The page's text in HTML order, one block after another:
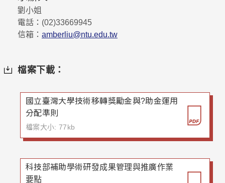
劉小姐
電話：(02)33669945
信箱： amberliu@ntu.edu.tw
檔案下載：
國立臺灣大學技術移轉獎勵金與?助金運用
分配準則
檔案大小: 77kb
科技部補助學術研發成果管理與推廣作業
要點